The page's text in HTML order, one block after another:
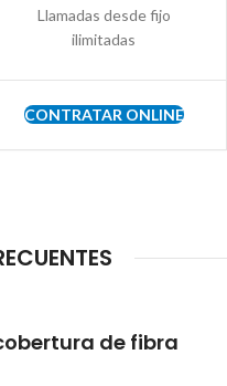
Llamadas desde fijo
ilimitadas
CONTRATAR ONLINE
de fibra